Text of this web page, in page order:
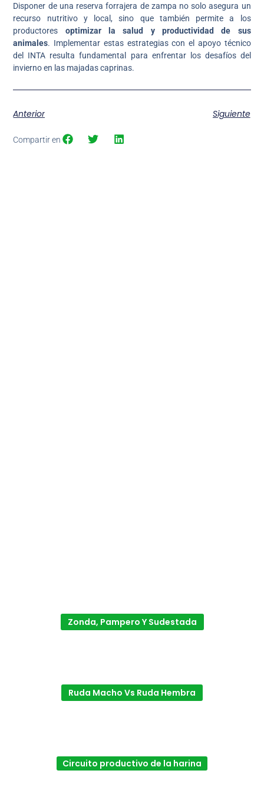
Disponer de una reserva forrajera de zampa no solo asegura un
recurso nutritivo y local, sino que también permite a los
productores optimizar la salud y productividad de sus
animales. Implementar estas estrategias con el apoyo técnico
del INTA resulta fundamental para enfrentar los desafíos del
invierno en las majadas caprinas.
Anterior Siguiente
Compartir en
Zonda, Pampero Y Sudestada
Ruda Macho Vs Ruda Hembra
Circuito productivo de la harina